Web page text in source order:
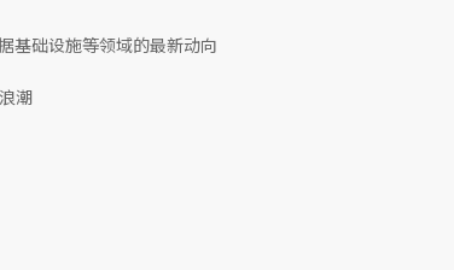
基础设施等领域的最新动向
潮